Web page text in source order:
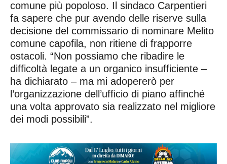
comune più popoloso. Il sindaco Carpentieri
fa sapere che pur avendo delle riserve sulla
decisione del commissario di nominare Melito
comune capofila, non ritiene di frapporre
ostacoli. “Non possiamo che ribadire le
difficoltà legate a un organico insufficiente –
ha dichiarato – ma mi adopererò per
l’organizzazione dell’ufficio di piano affinché
una volta approvato sia realizzato nel migliore
dei modi possibili”.